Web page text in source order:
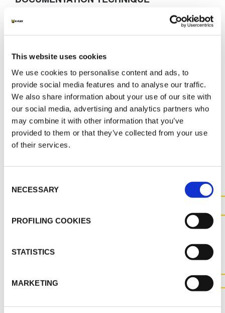
This website uses cookies
We use cookies to personalise content and ads, to
provide social media features and to analyse our traffic.
We also share information about your use of our site with
our social media, advertising and analytics partners who
may combine it with other information that you’ve
provided to them or that they’ve collected from your use
of their services.
Selection
NECESSARY
PROFILING COOKIES
STATISTICS
MARKETING
MARKETING
K-FLEX TARIF 2026
ACCESSOIRES CATALOGUE 2026
AUTRES DOCUMENTS
CONTACTEZ-NOUS POUR